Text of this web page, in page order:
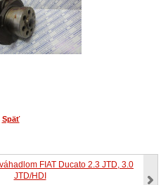
Späť
FIAT Ducato 2.3 JTD, 3.0
JTD/HDI